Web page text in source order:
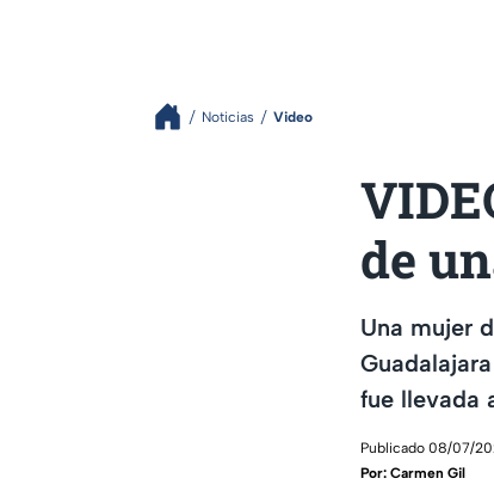
Noticias Video
de
Una mujer
fue llevada
Publicado 08/07/
Por: Carmen Gil